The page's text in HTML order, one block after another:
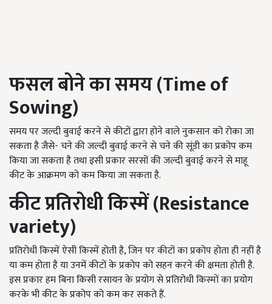
फसल बोने का समय(Time of
Sowing)
समय पर जल्दी बुवाई करने से कीटों द्वारा होने वाले नुकसान को रोका जा
सकता है जैसे- चने की जल्दी बुवाई करने से चने की सूंडी का प्रकोप कम
किया जा सकता है तथा इसी प्रकार सरसों की जल्दी बुवाई करने से माहू
कीट के आक्रमण को कम किया जा सकता है.
कीट प्रतिरोधी किस्में(Resistance
variety)
प्रतिरोधी किस्में ऐसी किस्में होती है, जिन पर कीटों का प्रकोप होता ही नहीं है
या कम होता है या उनमें कीटों के प्रकोप को सहन करने की क्षमता होती है.
इस प्रकार हम बिना किसी रसायन के प्रयोग से प्रतिरोधी किस्मों का प्रयोग
करके भी कीट के प्रकोप को कम कर सकते हैं.